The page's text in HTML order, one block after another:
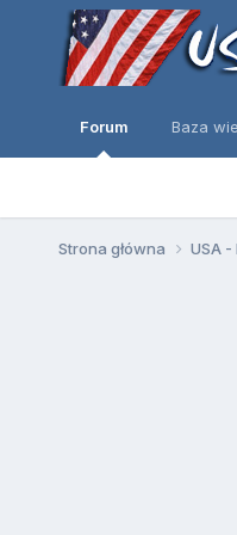
Forum Baza
Strona główna USA -